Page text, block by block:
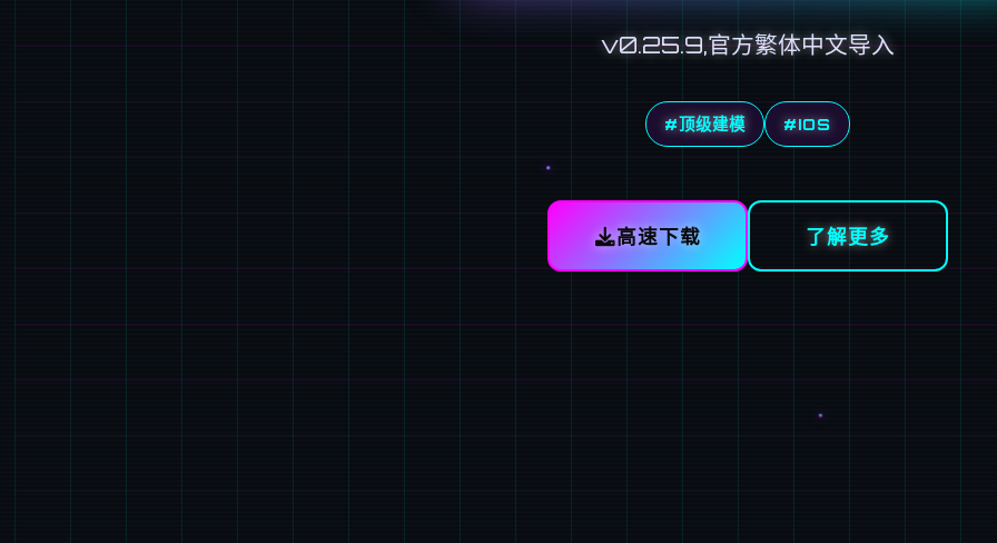
v0.25.9,官方繁体中文导入
#顶级建模 #IOS
高速下载 了解更多